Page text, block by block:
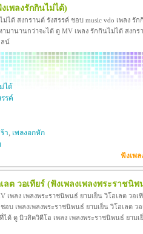
เพลงรักกินไม่ได้)
ได้ สงกรานต์ รังสรรค์ ชอบ music vdo เพลง รั
มานานกว่าจะได้ ดู MV เพลง รักกินไม่ได้ สงก
ลน์
ได้
รค์
า, เพลงอกหัก
ฟังเพล
ลต วอเทียร์ (ฟังเพลงเพลงพระราชนิพ
เพลง เพลงพระราชนิพนธ์ ยามเย็น วิโอเลต วอเ
อบ เพลงเพลงพระราชนิพนธ์ ยามเย็น วิโอเลต
ได้ ดู มิวสิควิดีโอ เพลง เพลงพระราชนิพนธ์ ยามเ